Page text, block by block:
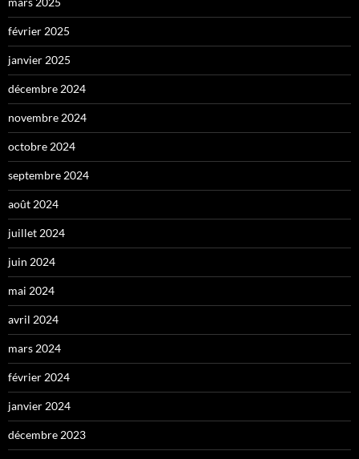
février 2025
janvier 2025
décembre 2024
novembre 2024
octobre 2024
septembre 2024
août 2024
juillet 2024
juin 2024
mai 2024
avril 2024
mars 2024
février 2024
janvier 2024
décembre 2023